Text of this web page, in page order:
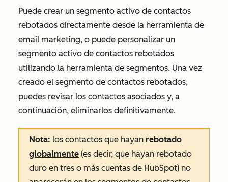
Puede crear un segmento activo de contactos
rebotados directamente desde la herramienta de
email marketing, o puede personalizar un
segmento activo de contactos rebotados
utilizando la herramienta de segmentos. Una vez
creado el segmento de contactos rebotados,
puedes revisar los contactos asociados y, a
continuación, eliminarlos definitivamente.
Nota: los contactos que hayan rebotado
globalmente (es decir, que hayan rebotado
duro en tres o más cuentas de HubSpot) no